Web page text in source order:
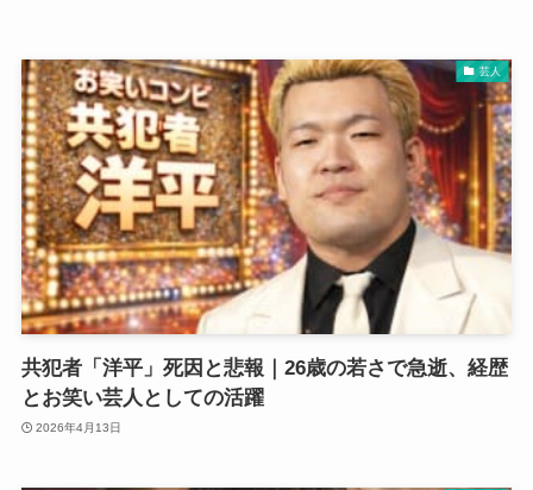
芸人
共犯者「洋平」死因と悲報｜26歳の若さで急逝、経歴
とお笑い芸人としての活躍
2026年4月13日